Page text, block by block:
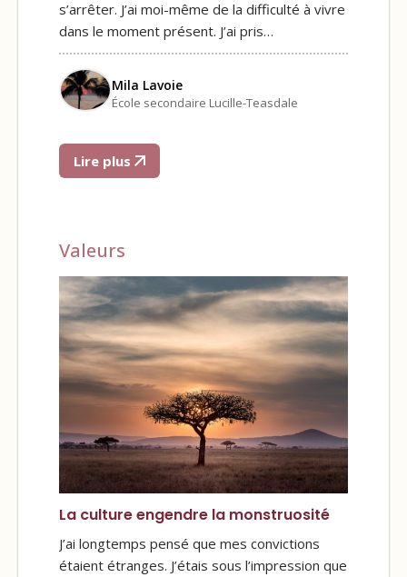
s’arrêter. J’ai moi-même de la difficulté à vivre
dans le moment présent. J’ai pris…
Mila Lavoie
École secondaire Lucille-Teasdale
Lire plus
Valeurs
La culture engendre la monstruosité
J’ai longtemps pensé que mes convictions
étaient étranges. J’étais sous l’impression que